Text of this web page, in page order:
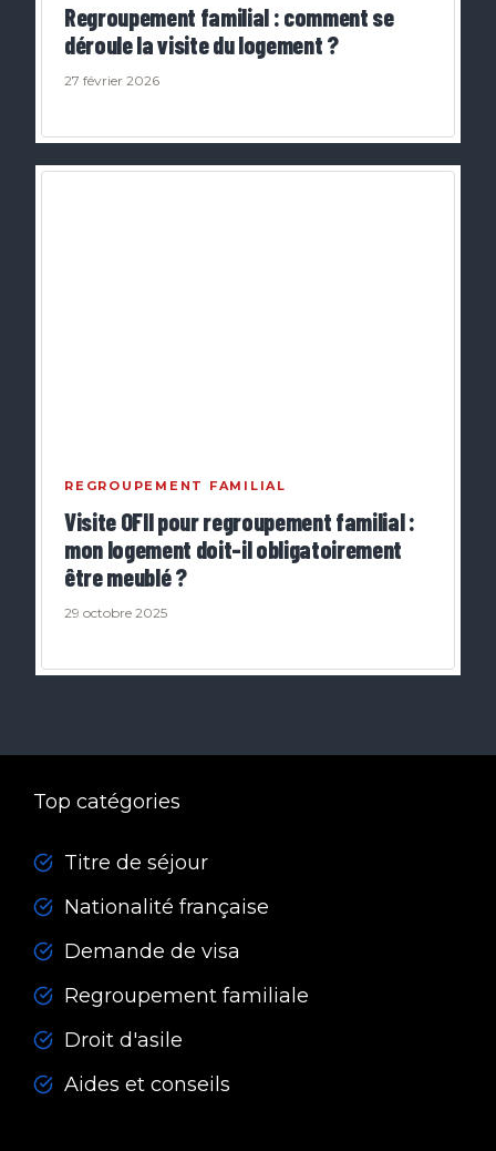
Regroupement familial : comment se
déroule la visite du logement ?
27 février 2026
REGROUPEMENT FAMILIAL
Visite OFII pour regroupement familial :
mon logement doit-il obligatoirement
être meublé ?
29 octobre 2025
Top catégories
Titre de séjour
Nationalité française
Demande de visa
Regroupement familiale
Droit d'asile
Aides et conseils